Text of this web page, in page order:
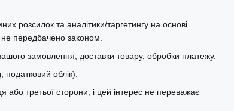
розсилок та аналітики/таргетингу на основі
не передбачено законом.
замовлення, доставки товару, обробки платежу.
облік).
або третьої сторони, і цей інтерес не переважає